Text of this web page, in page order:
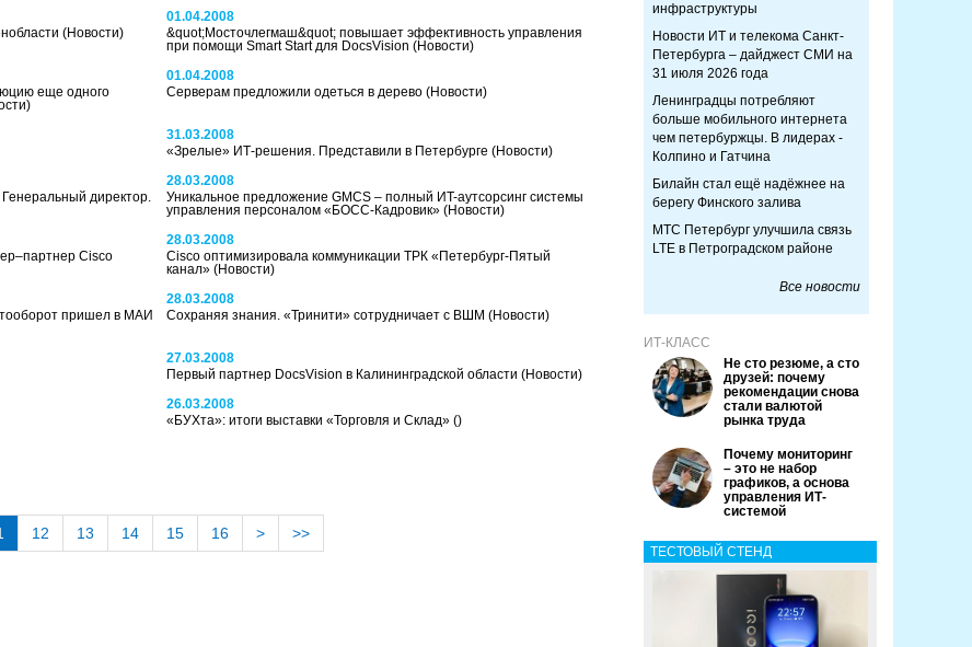
(Новости)
01.04.2008
&quot;Мосточлегмаш&quot; повышает эффективность управления
при помощи Smart Start для DocsVision (Новости)
еще одного
01.04.2008
Серверам предложили одеться в дерево (Новости)
31.03.2008
«Зрелые» ИТ-решения. Представили в Петербурге (Новости)
директор.
28.03.2008
Уникальное предложение GMCS – полный ИT-аутсорсинг системы
управления персоналом «БОСС-Кадровик» (Новости)
Cisco
28.03.2008
Cisco оптимизировала коммуникации ТРК «Петербург-Пятый
канал» (Новости)
пришел в МАИ
28.03.2008
Сохраняя знания. «Тринити» сотрудничает с ВШМ (Новости)
27.03.2008
Первый партнер DocsVision в Калининградской области (Новости)
26.03.2008
«БУХта»: итоги выставки «Торговля и Склад» ()
12 13 14 15 16 > >>
инфраструктуры
Новости ИТ и телекома Санкт-
Петербурга – дайджест СМИ на
31 июля 2026 года
Ленинградцы потребляют
больше мобильного интернета
чем петербуржцы. В лидерах -
Колпино и Гатчина
Билайн стал ещё надёжнее на
берегу Финского залива
МТС Петербург улучшила связь
LTE в Петроградском районе
Все новости
ИТ-КЛАСС
Не сто резюме, а сто
друзей: почему
рекомендации снова
стали валютой
рынка труда
Почему мониторинг
– это не набор
графиков, а основа
управления ИТ-
системой
ТЕСТОВЫЙ СТЕНД